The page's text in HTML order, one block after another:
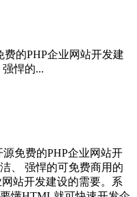
费的PHP企业网站开发建
悍的...
免费的PHP企业网站开
、 强悍的可免费商用的
站开发建设的需要。系